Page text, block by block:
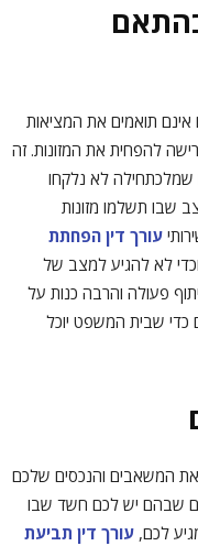
תואמים את המציאות
להפחית את המזונות. זה
שמלכתחילה לא נלקחו
שבו תשלמו מזונות
עורך דין הפחתת
לא להגיע למצב של
פעולה והרבה כנות על
כדי שבית המשפט יוכל
את המשאבים והנכסים שלכם
שבהם יש לכם חשד שבו
לכם, עורך דין תביעת